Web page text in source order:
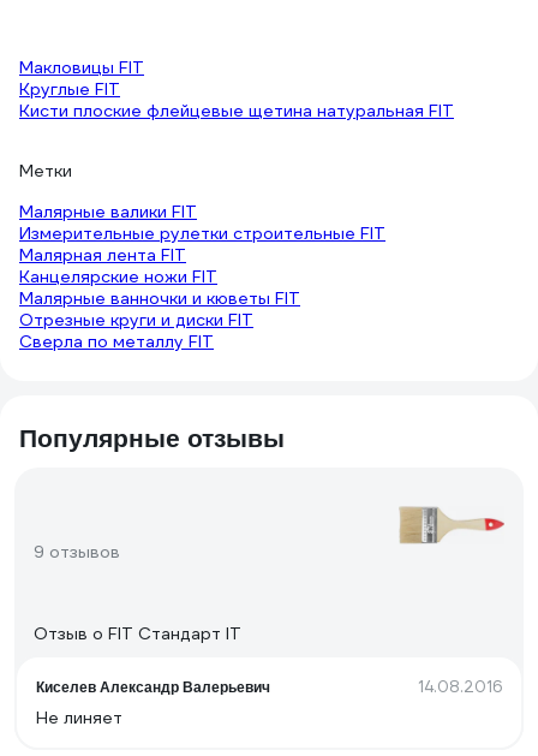
Макловицы FIT
Круглые FIT
Кисти плоские флейцевые щетина натуральная FIT
Метки
Малярные валики FIT
Измерительные рулетки строительные FIT
Малярная лента FIT
Канцелярские ножи FIT
Малярные ванночки и кюветы FIT
Отрезные круги и диски FIT
Сверла по металлу FIT
Популярные отзывы
9 отзывов
Отзыв о FIT Стандарт IT
Киселев Александр Валерьевич 14.08.2016
Не линяет